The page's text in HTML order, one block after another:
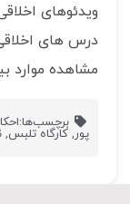
ویدئوهای
درس های
مشاهده موارد
برچسب‌ها:
پور, کارگاه تلبس,